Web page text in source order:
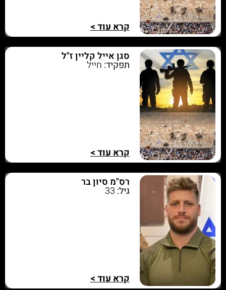
קרא עוד >
סגן אייל קליין ז"ל
תפקיד: חייל
קרא עוד >
רס"מ סיון בר
גיל: 33
קרא עוד >